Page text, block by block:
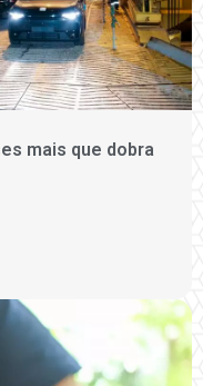
mais que dobra